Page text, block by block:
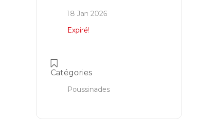
18 Jan 2026
Expiré!
Catégories
Poussinades